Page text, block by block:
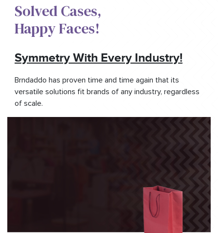
Solved Cases,​
Happy Faces!​
Symmetry With Every Industry!
Brndaddo has proven time and time again that its
versatile solutions fit brands of any industry, regardless
of scale.